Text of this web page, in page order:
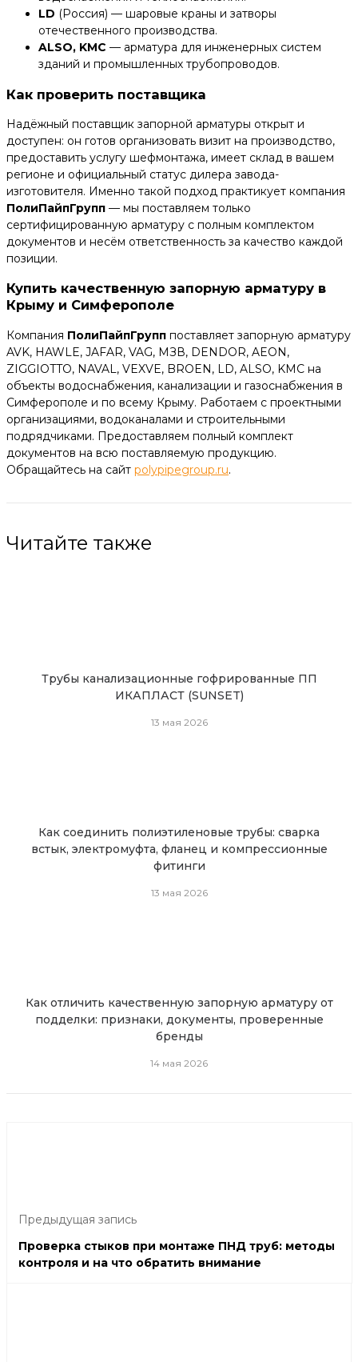
LD (Россия) — шаровые краны и затворы
отечественного производства.
ALSO, KMC — арматура для инженерных систем
зданий и промышленных трубопроводов.
Как проверить поставщика
Надёжный поставщик запорной арматуры открыт и
доступен: он готов организовать визит на производство,
предоставить услугу шефмонтажа, имеет склад в вашем
регионе и официальный статус дилера завода-
изготовителя. Именно такой подход практикует компания
ПолиПайпГрупп — мы поставляем только
сертифицированную арматуру с полным комплектом
документов и несём ответственность за качество каждой
позиции.
Купить качественную запорную арматуру в
Крыму и Симферополе
Компания ПолиПайпГрупп поставляет запорную арматуру
AVK, HAWLE, JAFAR, VAG, МЗВ, DENDOR, AEON,
ZIGGIOTTO, NAVAL, VEXVE, BROEN, LD, ALSO, KMC на
объекты водоснабжения, канализации и газоснабжения в
Симферополе и по всему Крыму. Работаем с проектными
организациями, водоканалами и строительными
подрядчиками. Предоставляем полный комплект
документов на всю поставляемую продукцию.
Обращайтесь на сайт polypipegroup.ru.
Читайте также
Трубы канализационные гофрированные ПП
ИКАПЛАСТ (SUNSET)
13 мая 2026
Как соединить полиэтиленовые трубы: сварка
встык, электромуфта, фланец и компрессионные
фитинги
13 мая 2026
Как отличить качественную запорную арматуру от
подделки: признаки, документы, проверенные
бренды
14 мая 2026
Предыдущая запись
Проверка стыков при монтаже ПНД труб: методы
контроля и на что обратить внимание